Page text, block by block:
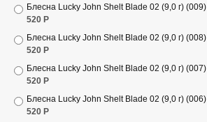
Блесна Lucky John Shelt Blade 02 (9,0 г) (009)
520 Р
Блесна Lucky John Shelt Blade 02 (9,0 г) (008)
520 Р
Блесна Lucky John Shelt Blade 02 (9,0 г) (007)
520 Р
Блесна Lucky John Shelt Blade 02 (9,0 г) (006)
520 Р